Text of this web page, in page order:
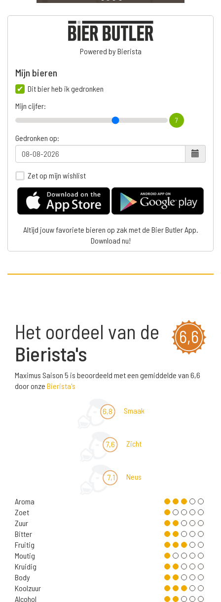
Powered by Bierista
Mijn bieren
Dit bier heb ik gedronken
Mijn cijfer:
7
Gedronken op:
Zet op mijn wishlist
Altijd jouw favoriete bieren op zak met de Bier Butler App.
Download nu!
6,6
Het oordeel van de
Bierista's
Maximus Saison 5 is beoordeeld met een gemiddelde van 6,6
door onze Bierista's
6,8 Smaak
7,6 Zicht
7,1 Neus
Aroma
Zoet
Zuur
Bitter
Fruitig
Moutig
Kruidig
Body
Koolzuur
Alcohol